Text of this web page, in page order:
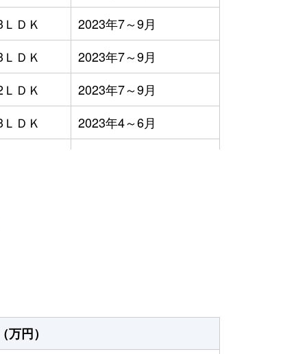
ＤＫ
2023年7～9月
ＤＫ
2023年7～9月
ＤＫ
2023年7～9月
ＤＫ
2023年4～6月
ＤＫ
ＬＤＫ
2023年1～3月
万円）